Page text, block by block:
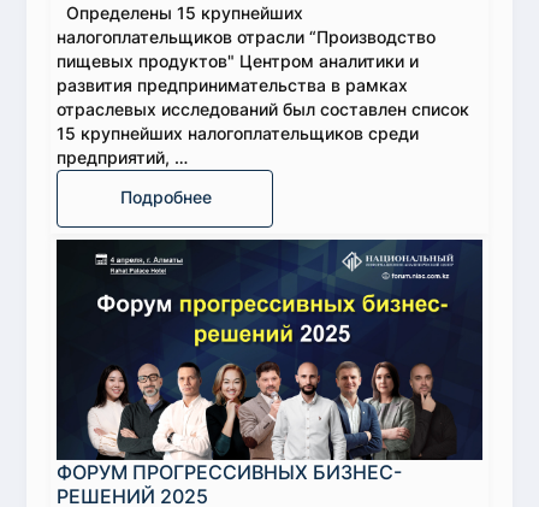
Определены 15 крупнейших
налогоплательщиков отрасли “Производство
пищевых продуктов" Центром аналитики и
развития предпринимательства в рамках
отраслевых исследований был составлен список
15 крупнейших налогоплательщиков среди
предприятий, …
Подробнее
ФОРУМ ПРОГРЕССИВНЫХ БИЗНЕС-
РЕШЕНИЙ 2025